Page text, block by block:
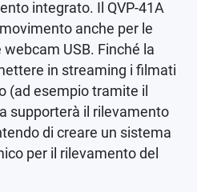
integrato. Il QVP-41A
anche per le
USB. Finché la
in streaming i filmati
(ad esempio tramite il
supporterà il rilevamento
di creare un sistema
per il rilevamento del